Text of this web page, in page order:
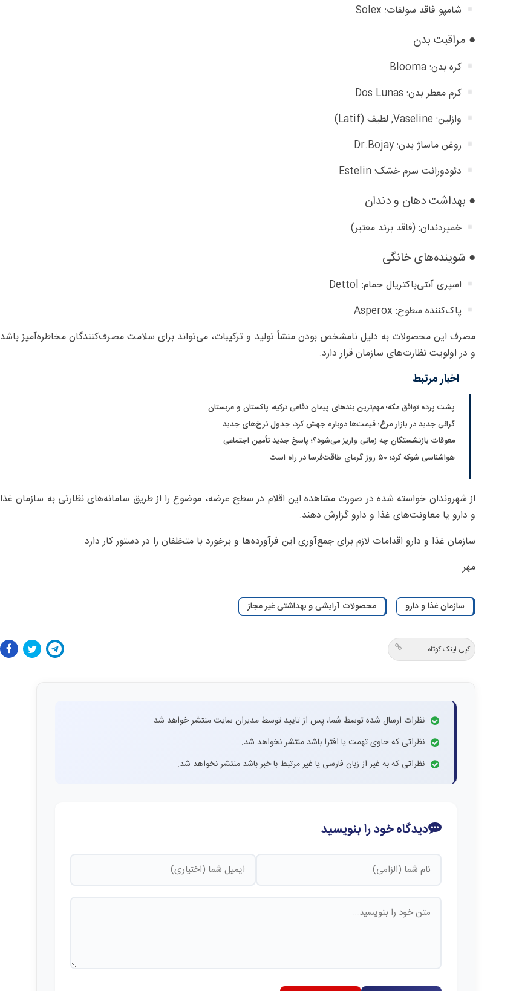
شامپو فاقد سولفات: Solex
● مراقبت بدن
کره بدن: Blooma
کرم معطر بدن: Dos Lunas
وازلین: Vaseline, لطیف (Latif)
روغن ماساژ بدن: Dr.Bojay
دئودورانت سرم خشک: Estelin
● بهداشت دهان و دندان
خمیردندان: (فاقد برند معتبر)
● شوینده‌های خانگی
اسپری آنتی‌باکتریال حمام: Dettol
پاک‌کننده سطوح: Asperox
مصرف این محصولات به دلیل نامشخص بودن منشأ تولید و ترکیبات، می‌تواند برای سلامت مصرف‌کنندگان مخاطره‌آمیز باشد
و در اولویت نظارت‌های سازمان قرار دارد.
اخبار مرتبط
پشت پرده توافق مکه؛ مهم‌ترین بندهای پیمان دفاعی ترکیه، پاکستان و عربستان
گرانی جدید در بازار مرغ؛ قیمت‌ها دوباره جهش کرد، جدول نرخ‌های جدید
معوقات بازنشستگان چه زمانی واریز می‌شود؟؛ پاسخ جدید تأمین اجتماعی
هواشناسی شوکه کرد؛ ۵۰ روز گرمای طاقت‌فرسا در راه است
از شهروندان خواسته شده در صورت مشاهده این اقلام در سطح عرضه، موضوع را از طریق سامانه‌های نظارتی به سازمان غذا
و دارو یا معاونت‌های غذا و دارو گزارش دهند.
سازمان غذا و دارو اقدامات لازم برای جمع‌آوری این فرآورده‌ها و برخورد با متخلفان را در دستور کار دارد.
مهر
سازمان غذا و دارو محصولات آرایشی و بهداشتی غیر مجاز
کپی لینک کوتاه
نظرات ارسال شده توسط شما، پس از تایید توسط مدیران سایت منتشر خواهد شد.
نظراتی که حاوی تهمت یا افترا باشد منتشر نخواهد شد.
نظراتی که به غیر از زبان فارسی یا غیر مرتبط با خبر باشد منتشر نخواهد شد.
دیدگاه خود را بنویسید